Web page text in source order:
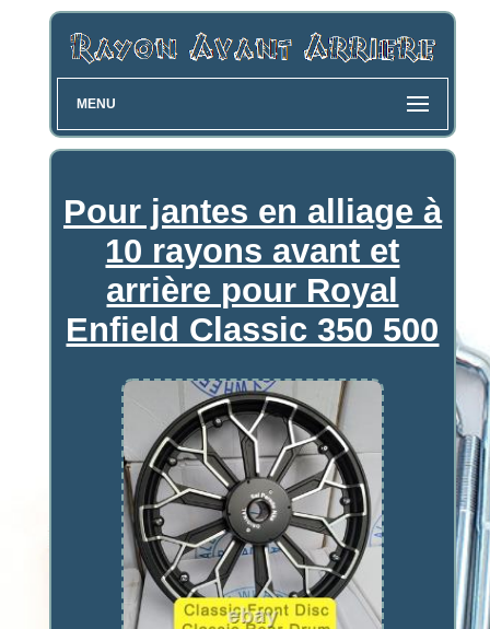
MENU
Pour jantes en alliage à
10 rayons avant et
arrière pour Royal
Enfield Classic 350 500